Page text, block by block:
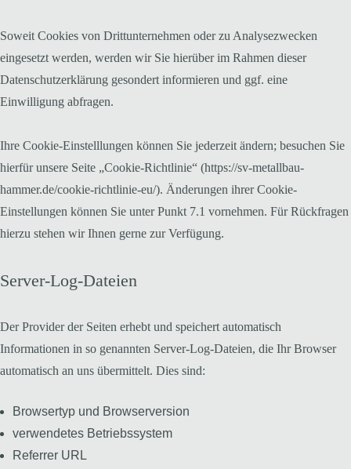
Soweit Cookies von Drittunternehmen oder zu Analysezwecken
eingesetzt werden, werden wir Sie hierüber im Rahmen dieser
Datenschutzerklärung gesondert informieren und ggf. eine
Einwilligung abfragen.
Ihre Cookie-Einstelllungen können Sie jederzeit ändern; besuchen Sie
hierfür unsere Seite „Cookie-Richtlinie“ (https://sv-metallbau-
hammer.de/cookie-richtlinie-eu/). Änderungen ihrer Cookie-
Einstellungen können Sie unter Punkt 7.1 vornehmen. Für Rückfragen
hierzu stehen wir Ihnen gerne zur Verfügung.
Server-Log-Dateien
Der Provider der Seiten erhebt und speichert automatisch
Informationen in so genannten Server-Log-Dateien, die Ihr Browser
automatisch an uns übermittelt. Dies sind:
Browsertyp und Browserversion
verwendetes Betriebssystem
Referrer URL